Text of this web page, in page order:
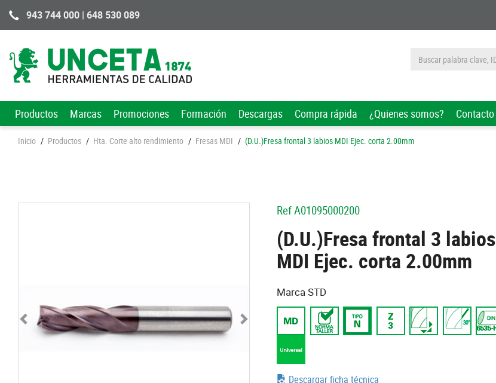
943 744 000 | 648 530 089
Productos Marcas Promociones Formación Descargas Compra rápida ¿Quienes somos? Contacto
Inicio / Productos / Hta. Corte alto rendimiento / Fresas MDI / (D.U.)Fresa frontal 3 labios MDI Ejec. corta 2.00mm
RefA01095000200
(D.U.)Fresa frontal 3 labios
MDI Ejec. corta 2.00mm
Marca STD
Descargar ficha técnica